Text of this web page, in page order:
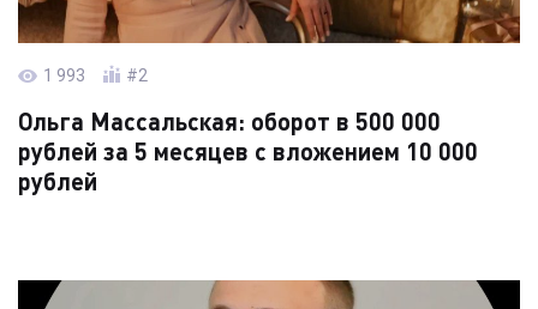
Читать кейс →
1 993 #2
Ольга Массальская: оборот в 500 000
рублей за 5 месяцев с вложением 10 000
рублей